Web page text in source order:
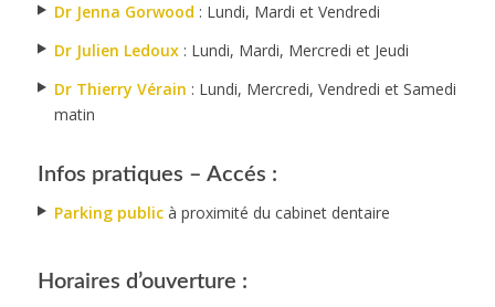
Dr Jenna Gorwood : Lundi, Mardi et Vendredi
Dr Julien Ledoux : Lundi, Mardi, Mercredi et Jeudi
Dr Thierry Vérain : Lundi, Mercredi, Vendredi et Samedi
matin
Infos pratiques – Accés :
Parking publicà proximité du cabinet dentaire
Horaires d’ouverture :